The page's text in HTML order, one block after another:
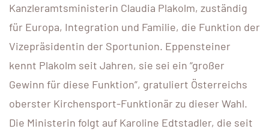
Kanzleramtsministerin Claudia Plakolm, zuständig
für Europa, Integration und Familie, die Funktion der
Vizepräsidentin der Sportunion. Eppensteiner
kennt Plakolm seit Jahren, sie sei ein “großer
Gewinn für diese Funktion”, gratuliert Österreichs
oberster Kirchensport-Funktionär zu dieser Wahl.
Die Ministerin folgt auf Karoline Edtstadler, die seit